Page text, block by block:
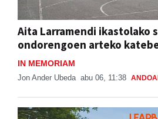
Aita Larramendi ikastolako
ondorengoen arteko
IN MEMORIAM
Jon Ander Ubeda abu 06, 11:38